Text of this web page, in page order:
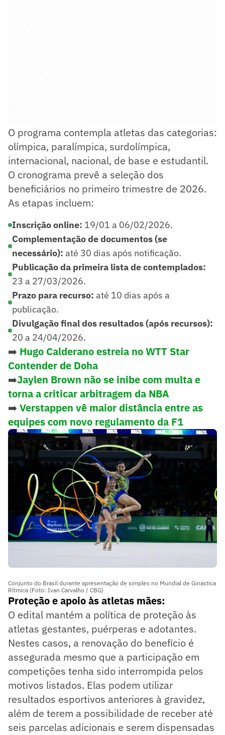
O programa contempla atletas das categorias:
olímpica, paralímpica, surdolímpica,
internacional, nacional, de base e estudantil.
O cronograma prevê a seleção dos
beneficiários no primeiro trimestre de 2026.
As etapas incluem:
Inscrição online: 19/01 a 06/02/2026.
Complementação de documentos (se
necessário): até 30 dias após notificação.
Publicação da primeira lista de contemplados:
23 a 27/03/2026.
Prazo para recurso: até 10 dias após a
publicação.
Divulgação final dos resultados (após recursos):
20 a 24/04/2026.
➡️ Hugo Calderano estreia no WTT Star
Contender de Doha
➡️Jaylen Brown não se inibe com multa e
torna a criticar arbitragem da NBA
➡️ Verstappen vê maior distância entre as
equipes com novo regulamento da F1
Conjunto do Brasil durante apresentação de simples no Mundial de Ginástica
Rítmica (Foto: Ivan Carvalho / CBG)
Proteção e apoio às atletas mães:
O edital mantém a política de proteção às
atletas gestantes, puérperas e adotantes.
Nestes casos, a renovação do benefício é
assegurada mesmo que a participação em
competições tenha sido interrompida pelos
motivos listados. Elas podem utilizar
resultados esportivos anteriores à gravidez,
além de terem a possibilidade de receber até
seis parcelas adicionais e serem dispensadas